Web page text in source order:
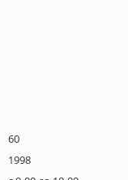
60
1998